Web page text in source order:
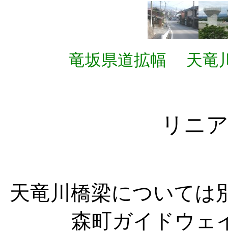
竜坂県道拡幅 天竜
リニ
天竜川橋梁について
森町ガイドウェ